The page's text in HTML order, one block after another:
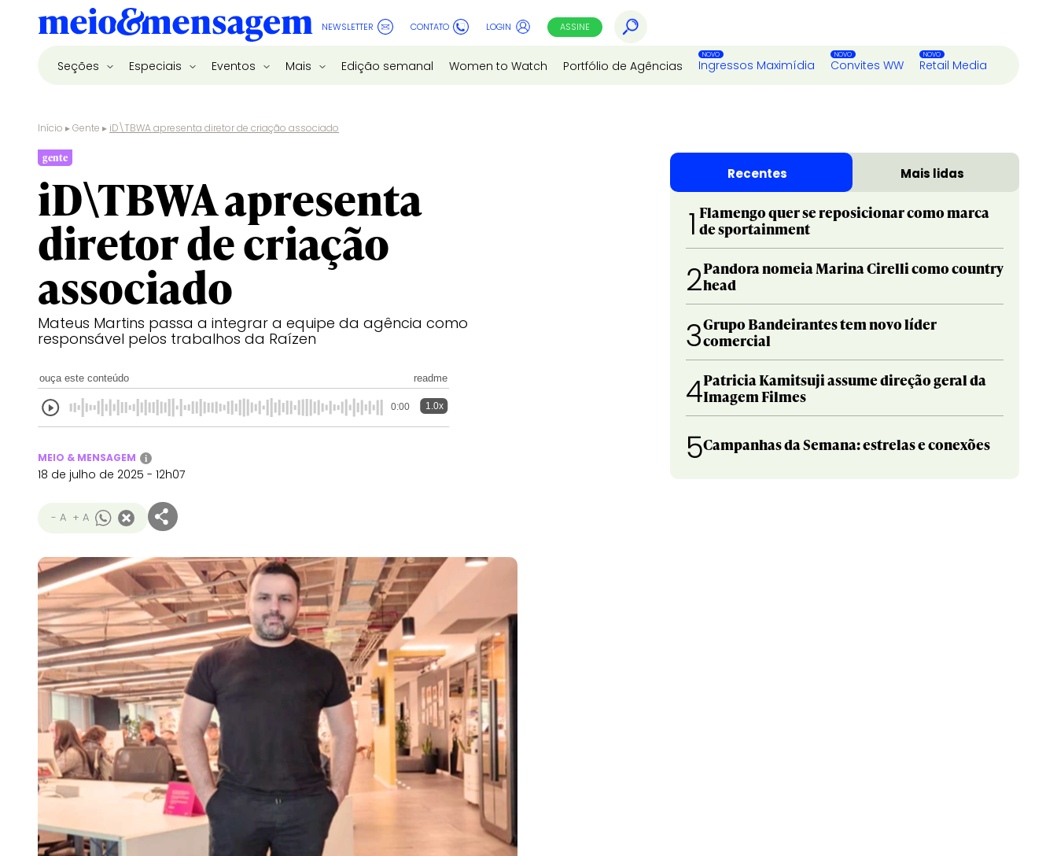
NEWSLETTER CONTATO LOGIN ASSINE
Seções Especiais Eventos Mais Edição semanal Women to Watch Portfólio de Agências Ingressos Maximídia Convites WW Retail Media
Início ▸Gente ▸ iD\TBWA apresenta diretor de criação associado
gente
iD\TBWA apresenta
diretor de criação
associado
Mateus Martins passa a integrar a equipe da agência como
responsável pelos trabalhos da Raízen
ouça este conteúdo readme
0:00 1.0x
MEIO & MENSAGEM i
18 de julho de 2025 - 12h07
- A + A
Recentes Mais lidas
1 Flamengo quer se reposicionar como marca
de sportainment
2Pandora nomeia Marina Cirelli como country
head
3Grupo Bandeirantes tem novo líder
comercial
4Patricia Kamitsuji assume direção geral da
Imagem Filmes
5Campanhas da Semana: estrelas e conexões